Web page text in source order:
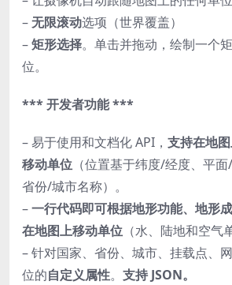
–无限滚动选项（世界覆盖）
–矩形选择。单击并拖动，绘制一个
位。
*** 开发者功能 ***
– 易于使用和文档化 API， 支持在地
移动单位 （位置基于纬度/经度、平
省份/城市名称）。
–一行代码即可根据地形功能、地形
在地图上移动单位 （水、陆地和空气
– 针对国家、省份、城市、挂载点、
位的自定义属性。 支持 JSON。